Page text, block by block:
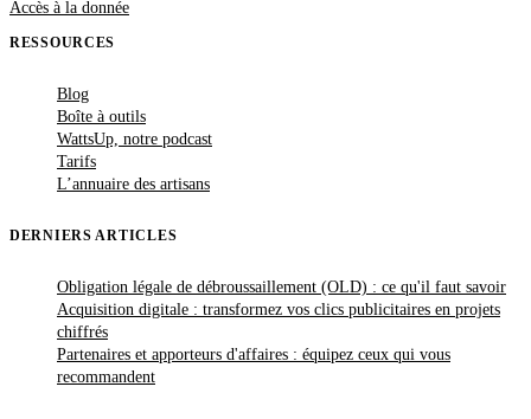
Accès à la donnée
RESSOURCES
Blog
Boîte à outils
WattsUp, notre podcast
Tarifs
L’annuaire des artisans
DERNIERS ARTICLES
Obligation légale de débroussaillement (OLD) : ce qu'il faut savoir
Acquisition digitale : transformez vos clics publicitaires en projets
chiffrés
Partenaires et apporteurs d'affaires : équipez ceux qui vous
recommandent